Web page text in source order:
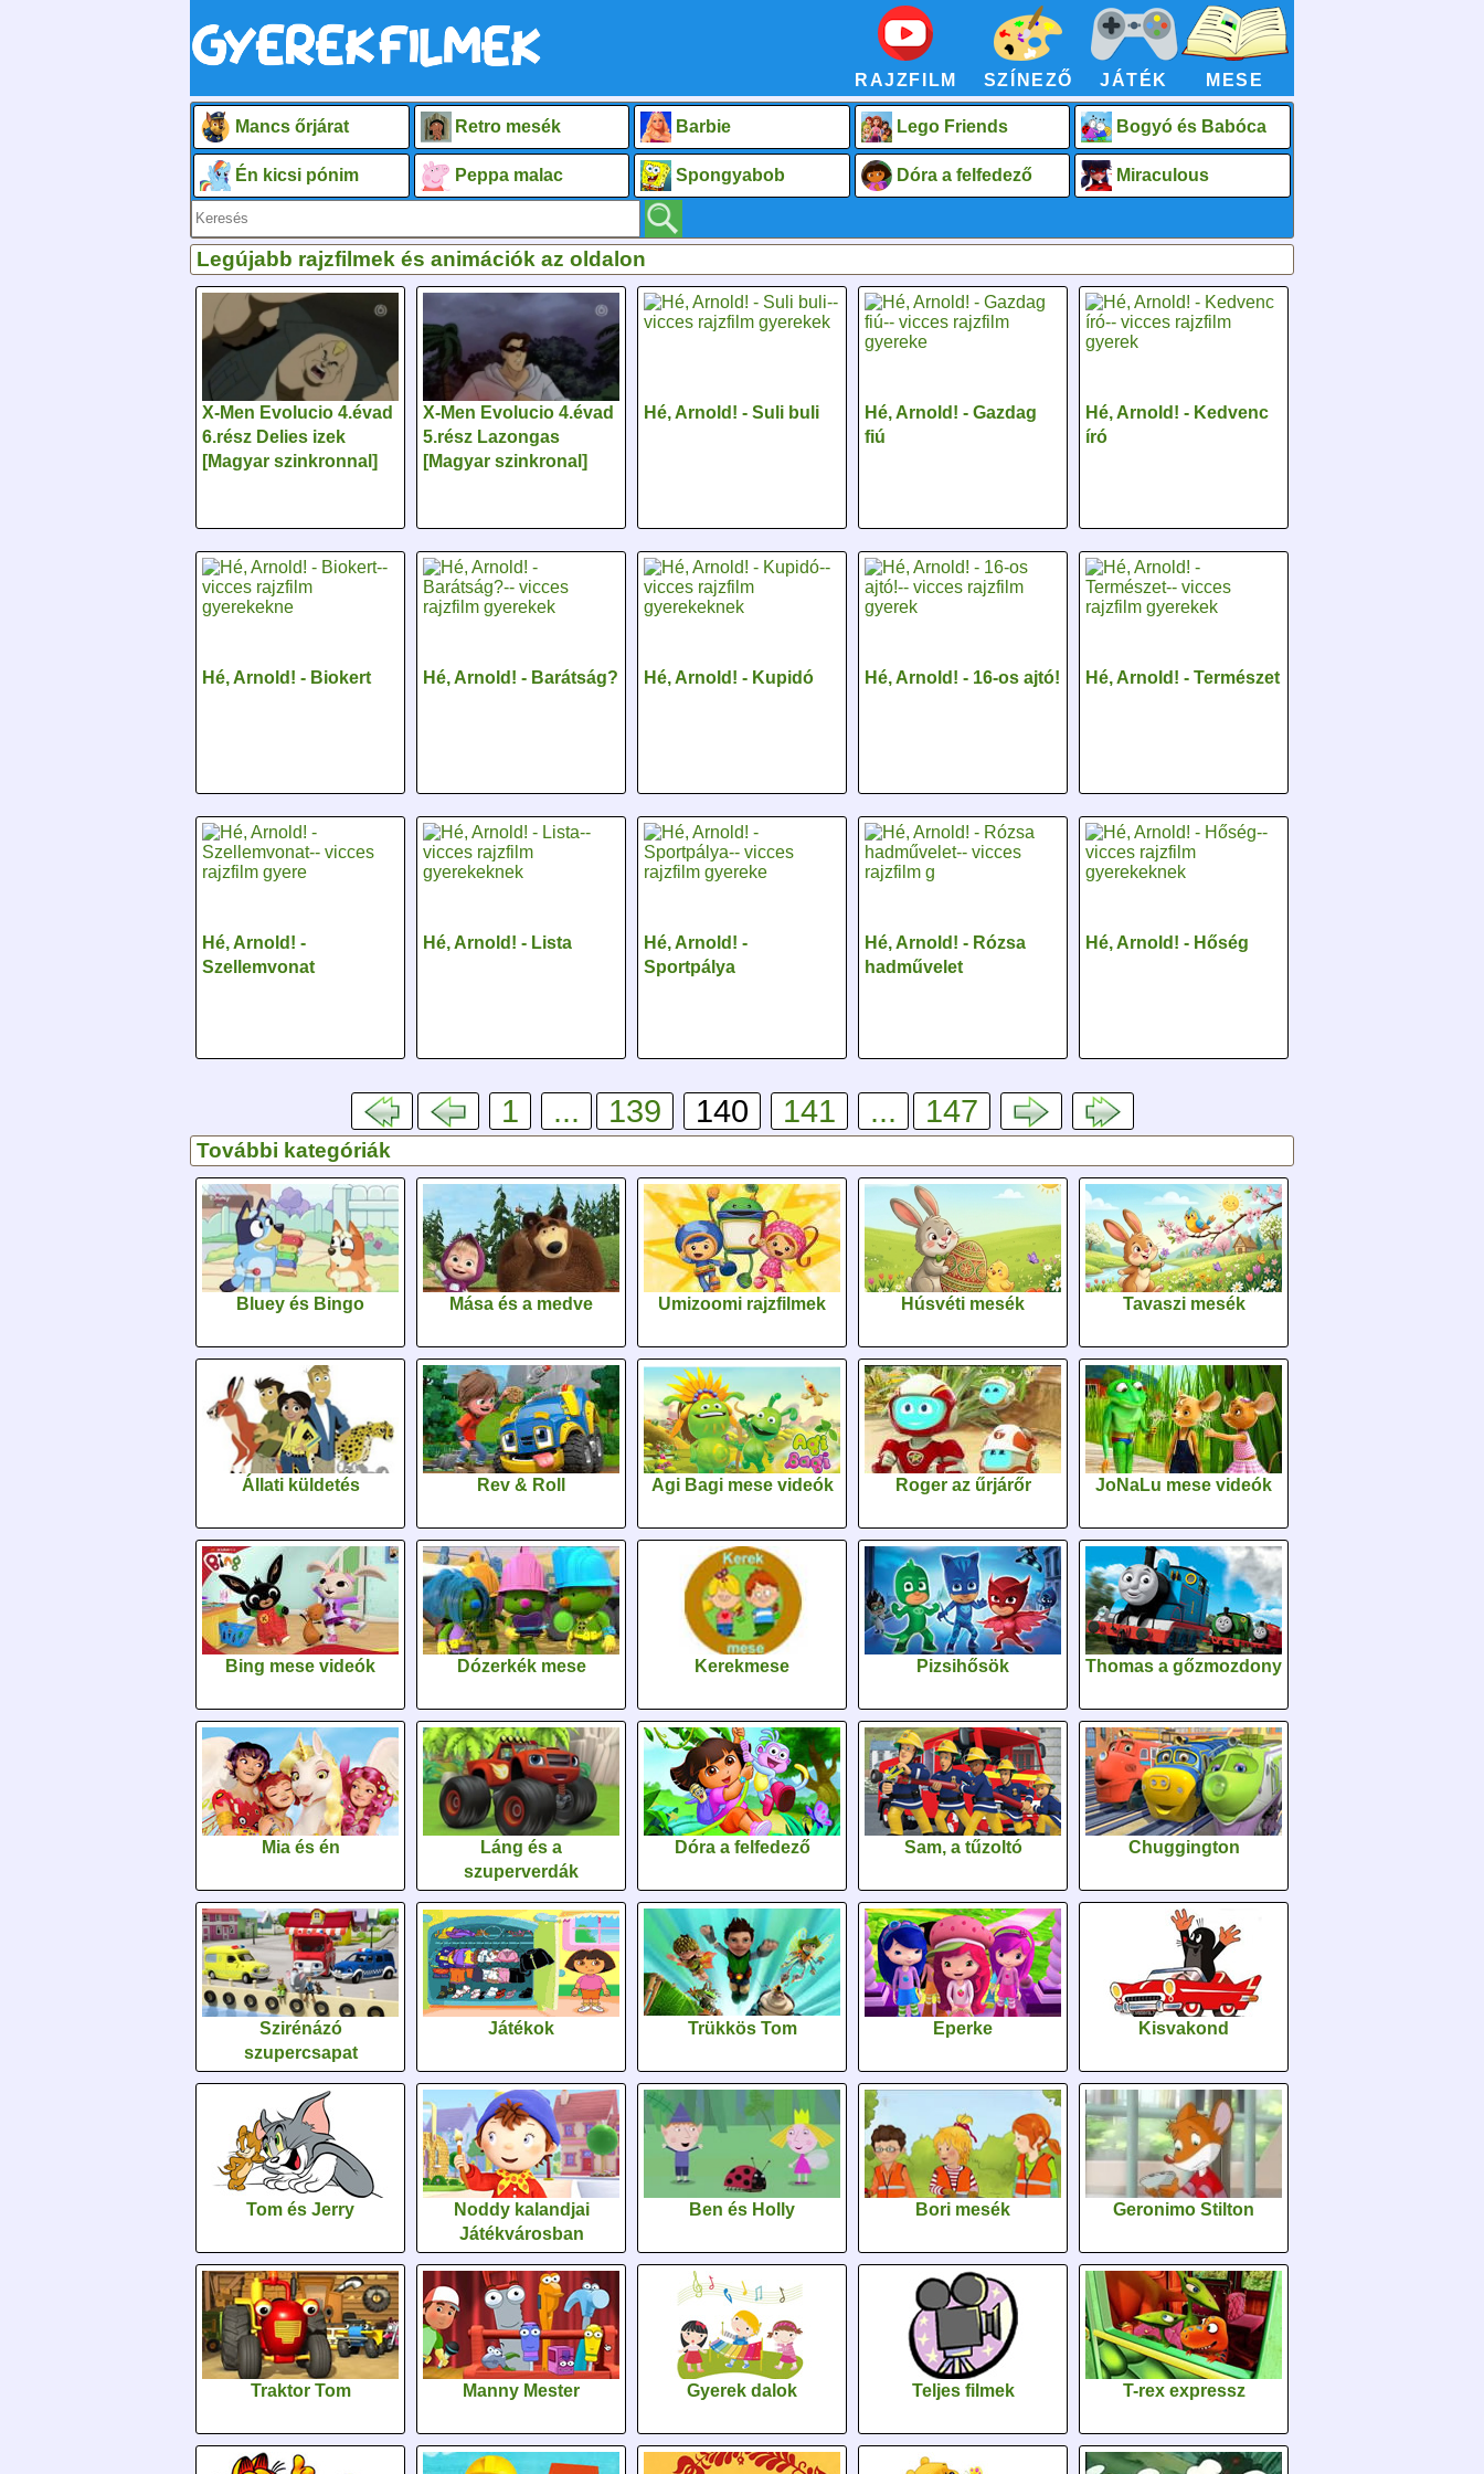
RAJZFILM SZÍNEZŐ JÁTÉK MESE
Mancs őrjárat Retro mesék Barbie Lego Friends Bogyó és Babóca
Én kicsi pónim Peppa malac Spongyabob Dóra a felfedező Miraculous
Legújabb rajzfilmek és animációk az oldalon
X-Men Evolucio 4.évad
6.rész Delies izek
[Magyar szinkronnal]
X-Men Evolucio 4.évad
5.rész Lazongas
[Magyar szinkronal]
Hé, Arnold! - Suli buli
Hé, Arnold! - Gazdag
fiú
Hé, Arnold! - Kedvenc
író
Hé, Arnold! - Biokert Hé, Arnold! - Barátság? Hé, Arnold! - Kupidó Hé, Arnold! - 16-os ajtó! Hé, Arnold! - Természet
Hé, Arnold! -
Szellemvonat
Hé, Arnold! - Lista
Hé, Arnold! -
Sportpálya
Hé, Arnold! - Rózsa
hadművelet
Hé, Arnold! - Hőség
1 ... 139 140 141 ... 147
További kategóriák
Bluey és Bingo Mása és a medve Umizoomi rajzfilmek Húsvéti mesék Tavaszi mesék
Állati küldetés Rev & Roll Agi Bagi mese videók Roger az űrjárőr JoNaLu mese videók
Bing mese videók Dózerkék mese Kerekmese Pizsihősök Thomas a gőzmozdony
Mia és én
Láng és a
szuperverdák
Dóra a felfedező Sam, a tűzoltó Chuggington
Szirénázó
szupercsapat
Játékok Trükkös Tom Eperke Kisvakond
Tom és Jerry
Noddy kalandjai
Játékvárosban
Ben és Holly Bori mesék Geronimo Stilton
Traktor Tom Manny Mester Gyerek dalok Teljes filmek T-rex expressz